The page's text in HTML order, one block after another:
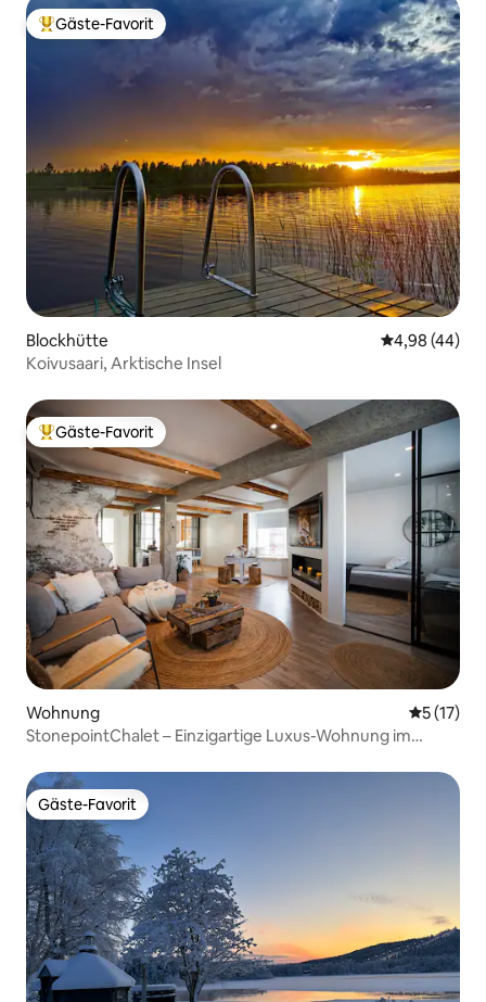
Beliebter Gäste-Favorit.
Gäste-Favorit
Blockhütte
4,98 (44)
Koivusaari, Arktische Insel
Beliebter Gäste-Favorit.
Gäste-Favorit
Wohnung
5 (17)
StonepointChalet – Einzigartige Luxus-Wohnung im
Gäste-Favorit
Gäste-Favorit